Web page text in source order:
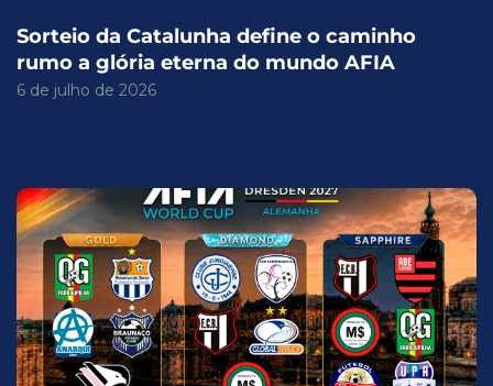
Sorteio da Catalunha define o caminho
rumo a glória eterna do mundo AFIA
6 de julho de 2026